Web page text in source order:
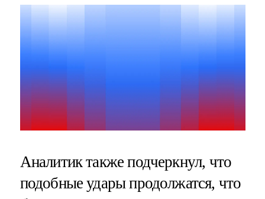
Аналитик также подчеркнул, что
подобные удары продолжатся, что